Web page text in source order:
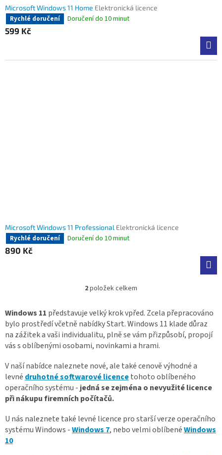
Microsoft Windows 11 Home Elektronická licence
Rychlé doručení
Doručení do 10 minut
599 Kč
Microsoft Windows 11 Professional Elektronická licence
Rychlé doručení
Doručení do 10 minut
890 Kč
O
l
á
d
a
c
p
r
v
k
ý
p
2položek celkem
Windows 11 představuje velký krok vpřed. Zcela přepracováno
bylo prostředí včetně nabídky Start. Windows 11 klade důraz
na zážitek a vaši individualitu, plně se vám přizpůsobí, propojí
vás s oblíbenými osobami, novinkami a hrami.
V naší nabídce naleznete nové, ale také cenově výhodné a
levné druhotné softwarové licencetohoto oblíbeného
operačního systému - jedná se zejména o nevyužité licence
při nákupu firemních počítačů.
U nás naleznete také levné licence pro starší verze operačního
systému Windows -Windows 7, nebo velmi oblíbenéWindows
10